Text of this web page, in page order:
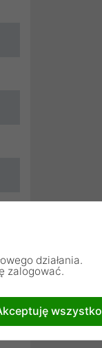
działania.
zalogować.
wszystko